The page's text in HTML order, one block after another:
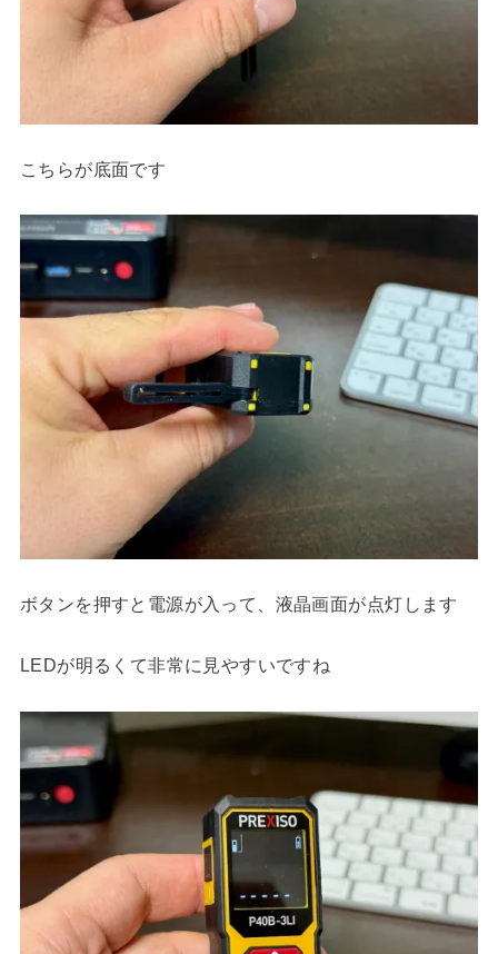
こちらが底面です
ボタンを押すと電源が入って、液晶画面が点灯します
LEDが明るくて非常に見やすいですね